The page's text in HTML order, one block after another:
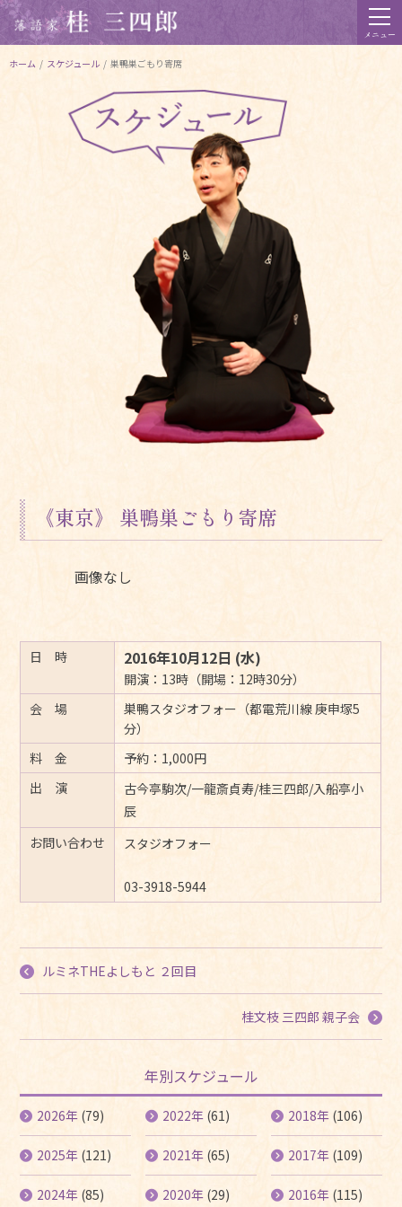
メニュー
ホーム / スケジュール / 巣鴨巣ごもり寄席
《東京》 巣鴨巣ごもり寄席
画像なし
日 時 2016年10月12日 (水)
開演：13時（開場：12時30分）
会 場
巣鴨スタジオフォー（都電荒川線 庚申塚5
分）
料 金
予約：1,000円
出 演
古今亭駒次/一龍斎貞寿/桂三四郎/入船亭小
辰
お問い合わせ
スタジオフォー
03-3918-5944
ルミネTHEよしもと ２回目
桂文枝 三四郎 親子会
年別スケジュール
2026年 (79)
2025年 (121)
2024年 (85)
2022年 (61)
2021年 (65)
2020年 (29)
2018年(106)
2017年(109)
2016年(115)